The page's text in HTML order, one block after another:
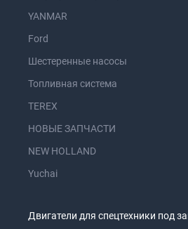
YANMAR
Ford
Шестеренные насосы
Топливная система
TEREX
НОВЫЕ ЗАПЧАСТИ
NEW HOLLAND
Yuchai
Двигатели для спецтехники под